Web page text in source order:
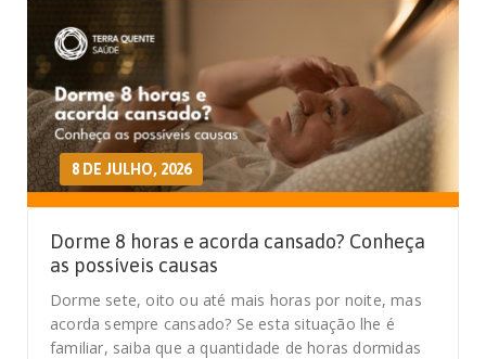
8 DE JULHO, 2026
Dorme 8 horas e acorda cansado? Conheça
as possíveis causas
Dorme sete, oito ou até mais horas por noite, mas
acorda sempre cansado? Se esta situação lhe é
familiar, saiba que a quantidade de horas dormidas